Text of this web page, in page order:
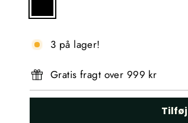
3 på lager!
Gratis fragt over 999 kr